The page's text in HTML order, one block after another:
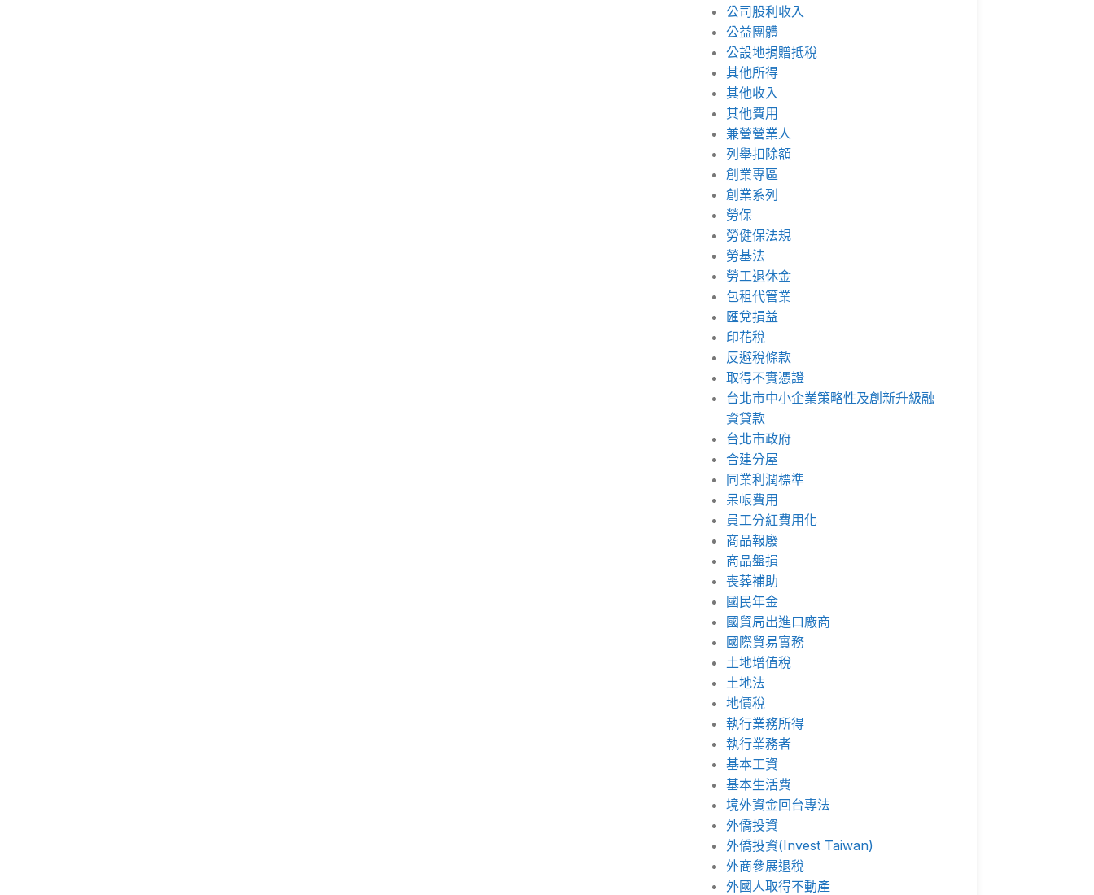
公司股利收入
公益團體
公設地捐贈抵稅
其他所得
其他收入
其他費用
兼營營業人
列舉扣除額
創業專區
創業系列
勞保
勞健保法規
勞基法
勞工退休金
包租代管業
匯兌損益
印花稅
反避稅條款
取得不實憑證
台北市中小企業策略性及創新升級融
資貸款
台北市政府
合建分屋
同業利潤標準
呆帳費用
員工分紅費用化
商品報廢
商品盤損
喪葬補助
國民年金
國貿局出進口廠商
國際貿易實務
土地增值稅
土地法
地價稅
執行業務所得
執行業務者
基本工資
基本生活費
境外資金回台專法
外僑投資
外僑投資(Invest Taiwan)
外商參展退稅
外國人取得不動產